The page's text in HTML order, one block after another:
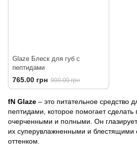
Glaze Блеск для губ с
пептидами
765.00 грн 900.00 грн
fN Glaze – это питательное средство
пептидами, которое помогает сделать
очерченными и полными. Он
их суперувлажненными и блестящими
оттенком.